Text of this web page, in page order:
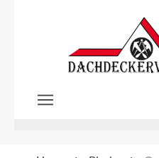
Zum Hauptinhalt springen